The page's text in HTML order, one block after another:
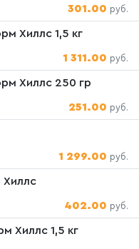
301.00 руб.
Хиллс 1,5 кг
1 311.00 руб.
Хиллс 250 гр
251.00 руб.
1 299.00 руб.
402.00 руб.
Хиллс 1,5 кг